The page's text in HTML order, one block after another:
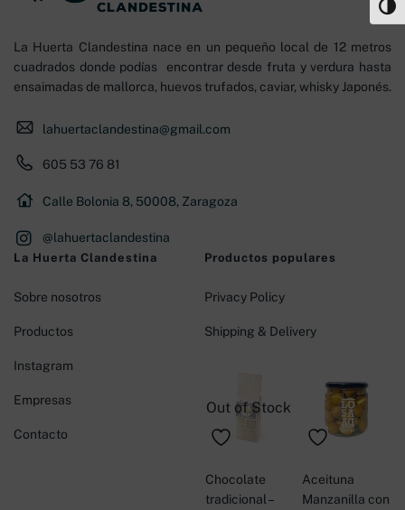
La Huerta Clandestina nace en un pequeño local de 12 metros
cuadrados donde podías encontrar desde fruta y verdura hasta
ensaimadas de mallorca, huevos trufados, caviar, whisky Japonés.
lahuertaclandestina@gmail.com
605 53 76 81
Calle Bolonia 8, 50008, Zaragoza
@lahuertaclandestina
La Huerta Clandestina
Sobre nosotros
Productos
Instagram
Empresas
Contacto
Productos populares
Privacy Policy
Shipping & Delivery
Out of Stock
Chocolate
tradicional –
Aceituna
Manzanilla con